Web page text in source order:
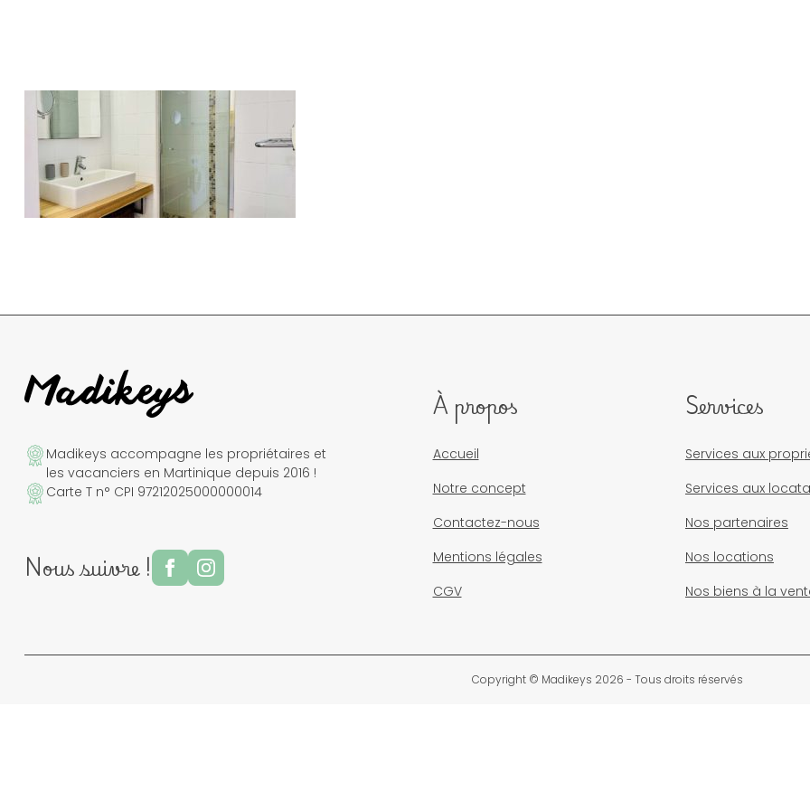
Madikeys accompagne les propriétaires et
les vacanciers en Martinique depuis 2016 !
Carte T n° CPI 97212025000000014
Nous suivre !
À propos
Accueil
Notre concept
Contactez-nous
Mentions légales
CGV
Services
Services aux
Services aux
Nos partenaires
Nos locations
Nos biens à la
Copyright © Madikeys 2026 - Tous droits réservés